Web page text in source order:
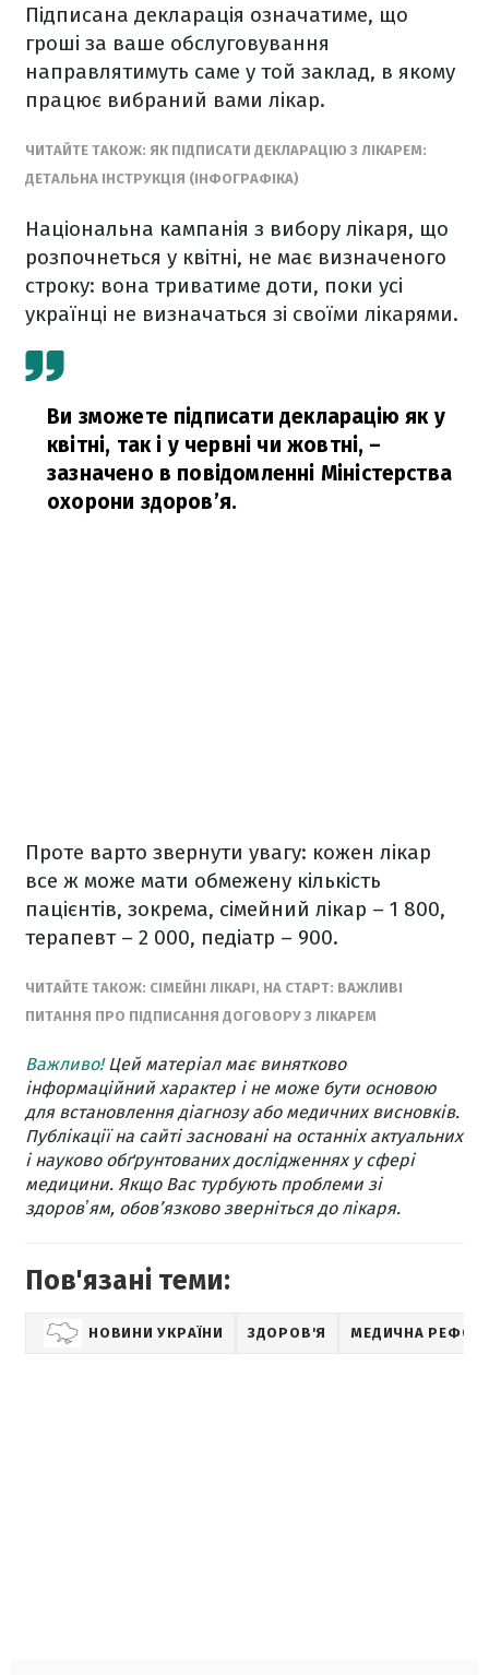
Підписана декларація означатиме, що
гроші за ваше обслуговування
направлятимуть саме у той заклад, в якому
працює вибраний вами лікар.
ЧИТАЙТЕ ТАКОЖ: ЯК ПІДПИСАТИ ДЕКЛАРАЦІЮ З ЛІКАРЕМ:
ДЕТАЛЬНА ІНСТРУКЦІЯ (ІНФОГРАФІКА)
Національна кампанія з вибору лікаря, що
розпочнеться у квітні, не має визначеного
строку: вона триватиме доти, поки усі
українці не визначаться зі своїми лікарями.
Ви зможете підписати декларацію як у
квітні, так і у червні чи жовтні, –
зазначено в повідомленні Міністерства
охорони здоров’я.
Проте варто звернути увагу: кожен лікар
все ж може мати обмежену кількість
пацієнтів, зокрема, сімейний лікар – 1 800,
терапевт – 2 000, педіатр – 900.
ЧИТАЙТЕ ТАКОЖ: СІМЕЙНІ ЛІКАРІ, НА СТАРТ: ВАЖЛИВІ
ПИТАННЯ ПРО ПІДПИСАННЯ ДОГОВОРУ З ЛІКАРЕМ
Важливо!Цей матеріал має винятково
інформаційний характер і не може бути основою
для встановлення діагнозу або медичних висновків.
Публікації на сайті засновані на останніх актуальних
і науково обґрунтованих дослідженнях у сфері
медицини. Якщо Вас турбують проблеми зі
здоровʼям, обов’язково зверніться до лікаря.
Пов'язані теми:
НОВИНИ УКРАЇНИ ЗДОРОВ'Я МЕДИЧНА